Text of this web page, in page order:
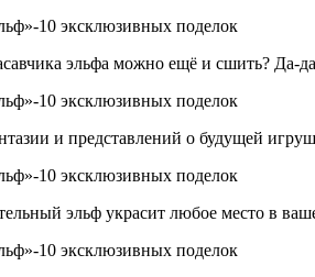
эльфа можно ещё и сшить? Да-
и представлений о будущей
эльф украсит любое место в